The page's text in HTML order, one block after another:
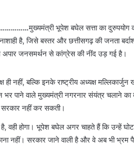
मुख्यमंत्री भूपेश बघेल सत्ता का
है, जिसे बस्तर और छत्तीसगढ़ की जनता
अपार जनसमर्थन से कांग्रेस की नींद उड़ गई है।
नहीं, बल्कि इनके राष्ट्रीय अध्यक्ष
पाने वाले मुख्यमंत्री नगरनार संयंत्र चलाने
सरकार नहीं कर सकती।
है, वही होगा। भूपेश बघेल अगर चाहते हैं कि उन्हें
नहीं। सरकार जाने वाली है और वे अब भी भ्रम